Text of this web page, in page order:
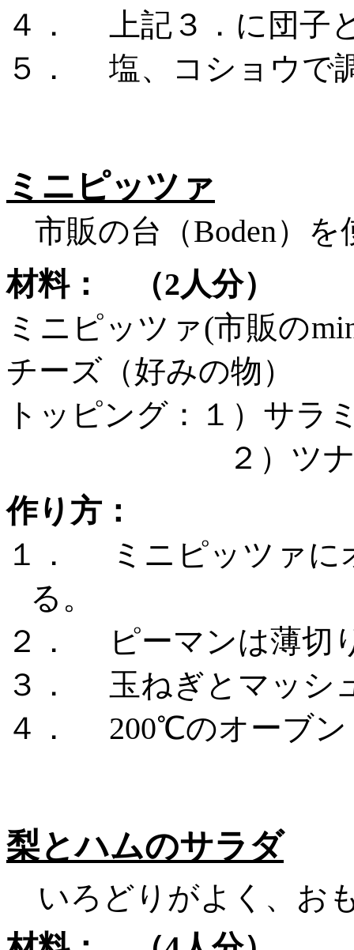
４．
上記３．に団子
５．
塩、コショウで
ミニピッツァ
市販の台（Boden）
材料： （2人分）
ミニピッツァ(市販の
チーズ（好みの物）
トッピング：１）サ
２）ツナ（
作り方：
１．
ミニピッツァ
る。
２．
ピーマンは薄切
３．
玉ねぎとマッシ
４．
200℃のオーブン
梨とハムのサラダ
いろどりがよく、お